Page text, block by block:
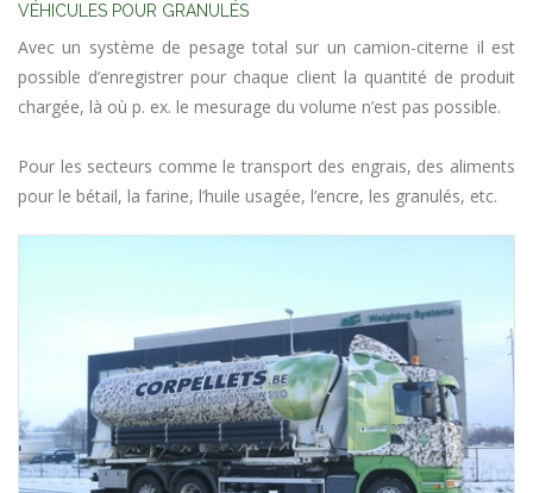
VÉHICULES POUR GRANULÉS
Avec un système de pesage total sur un camion-citerne il est
possible d’enregistrer pour chaque client la quantité de produit
chargée, là où p. ex. le mesurage du volume n’est pas possible.
Pour les secteurs comme le transport des engrais, des aliments
pour le bétail, la farine, l’huile usagée, l’encre, les granulés, etc.